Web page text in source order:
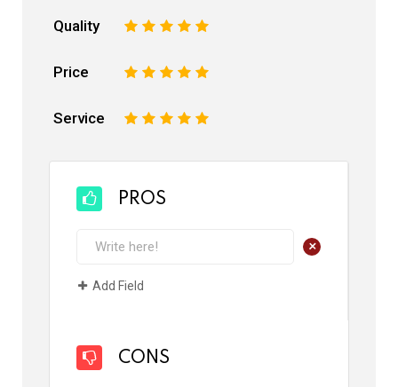
Quality 5
4
3
2
Price 5
4
3
2
Service 5
4
3
2
PROS
+
Add Field
CONS